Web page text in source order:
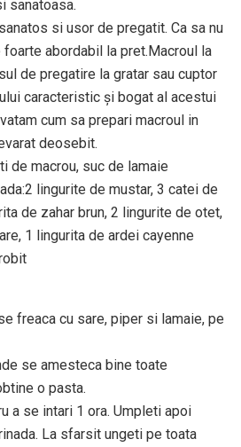
sanatoasa.
si usor de pregatit. Ca sa nu
abordabil la pret.Macroul la
de pregatire la gratar sau cuptor
caracteristic și bogat al acestui
cum sa prepari macroul in
deosebit.
de macrou, suc de lamaie
lingurite de mustar, 3 catei de
de zahar brun, 2 lingurite de otet,
1 lingurita de ardei cayenne
freaca cu sare, piper si lamaie, pe
se amesteca bine toate
o pasta.
a se intari 1 ora. Umpleti apoi
La sfarsit ungeti pe toata